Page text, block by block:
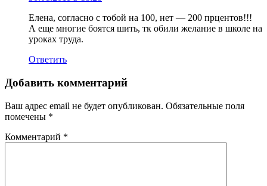
Елена, согласно с тобой на 100, нет — 200 прцентов!!!
А еще многие боятся шить, тк обили желание в школе на
уроках труда.
Ответить
Добавить комментарий
Ваш адрес email не будет опубликован. Обязательные поля
помечены *
Комментарий *